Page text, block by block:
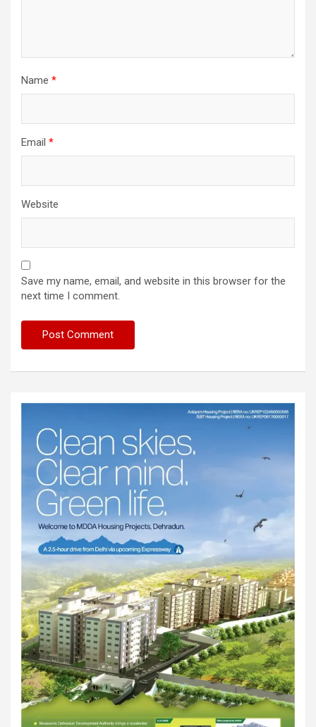
Name *
Email *
Website
Save my name, email, and website in this browser for the
next time I comment.